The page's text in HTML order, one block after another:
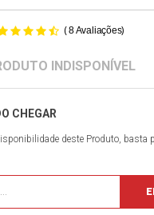
(8Avaliações)
deste Produto, basta